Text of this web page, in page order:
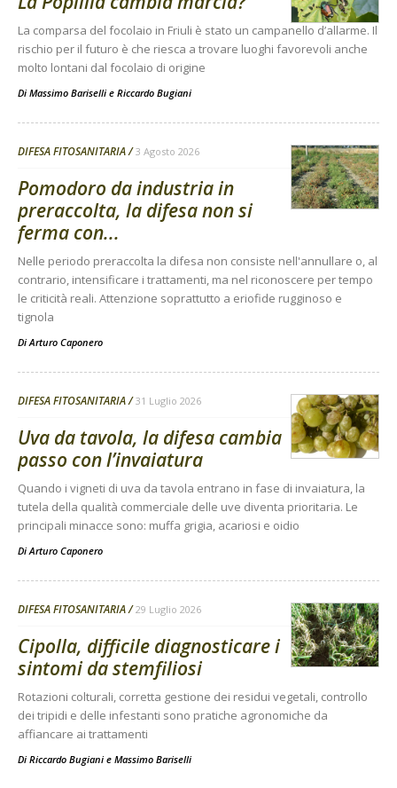
La comparsa del focolaio in Friuli è stato un campanello d’allarme. Il
rischio per il futuro è che riesca a trovare luoghi favorevoli anche
molto lontani dal focolaio di origine
Di Massimo Bariselli e Riccardo Bugiani
DIFESA FITOSANITARIA 3 Agosto 2026
Pomodoro da industria in
preraccolta, la difesa non si
ferma con...
Nelle periodo preraccolta la difesa non consiste nell'annullare o, al
contrario, intensificare i trattamenti, ma nel riconoscere per tempo
le criticità reali. Attenzione soprattutto a eriofide rugginoso e
tignola
DiArturo Caponero
DIFESA FITOSANITARIA 31 Luglio 2026
Uva da tavola, la difesa cambia
passo con l’invaiatura
Quando i vigneti di uva da tavola entrano in fase di invaiatura, la
tutela della qualità commerciale delle uve diventa prioritaria. Le
principali minacce sono: muffa grigia, acariosi e oidio
DiArturo Caponero
DIFESA FITOSANITARIA 29 Luglio 2026
Cipolla, difficile diagnosticare i
sintomi da stemfiliosi
Rotazioni colturali, corretta gestione dei residui vegetali, controllo
dei tripidi e delle infestanti sono pratiche agronomiche da
affiancare ai trattamenti
Di Riccardo Bugiani e Massimo Bariselli